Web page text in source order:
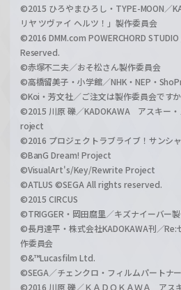
©2015 ひろやまひろし・TYPE-MOON／
リヤ ツヴァイ ヘルツ！」製作委員会
©2016 DMM.com POWERCHORD
Reserved.
©赤塚不二夫／おそ松さん製作委員会
©高橋留美子・小学館／NHK・NEP・
©Koi・芳文社／ご注文は製作委員会です
©2015 川原 礫／KADOKAWA アスキー・
roject
©2016 プロジェクトラブライブ！サンシ
©BanG Dream! Project
©VisualArt's/Key/Rewrite Project
©ATLUS ©SEGA All rights reserved.
©2015 CIRCUS
©TRIGGER・岡田麿里／キズナイーバー
©長月達平・株式会社KADOKAWA刊／
作委員会
©&™Lucasfilm Ltd.
©SEGA／チェンクロ・フィルムパートナ
©2016 川原 礫／ＫＡＤＯＫＡＷＡ アス